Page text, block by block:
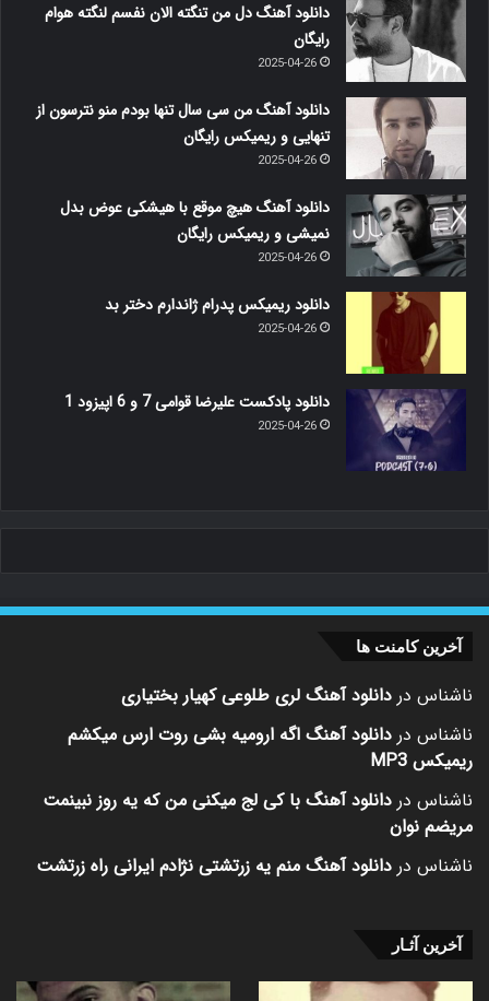
دانلود آهنگ دل من تنگته الان نفسم لنگته هوام
رایگان
2025-04-26
دانلود آهنگ من سی سال تنها بودم منو نترسون از
تنهایی و ریمیکس رایگان
2025-04-26
دانلود آهنگ هیچ موقع با هیشکی عوض بدل
نمیشی و ریمیکس رایگان
2025-04-26
دانلود ریمیکس پدرام ژاندارم دختر بد
2025-04-26
دانلود پادکست علیرضا قوامی 7 و 6 اپیزود 1
2025-04-26
آخرین کامنت ها
ناشناس در دانلود آهنگ لری طلوعی کهیار بختیاری
ناشناس در دانلود آهنگ اگه ارومیه بشی روت ارس میکشم
ریمیکس MP3
ناشناس در دانلود آهنگ با کی لج میکنی من که یه روز نبینمت
مریضم نوان
ناشناس در دانلود آهنگ منم یه زرتشتی نژادم ایرانی راه زرتشت
آخرین آثـار